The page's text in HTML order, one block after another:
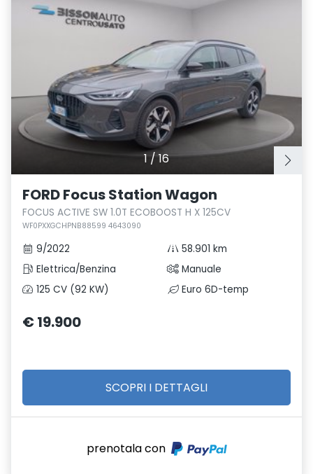
1/16
FORD Focus Station Wagon
FOCUS ACTIVE SW 1.0T ECOBOOST H X 125CV
WF0PXXGCHPNB88599 4643090
9/2022
58.901 km
Elettrica/Benzina
Manuale
125 CV (92 KW)
Euro 6D-temp
€ 19.900
SCOPRI I DETTAGLI
prenotala con